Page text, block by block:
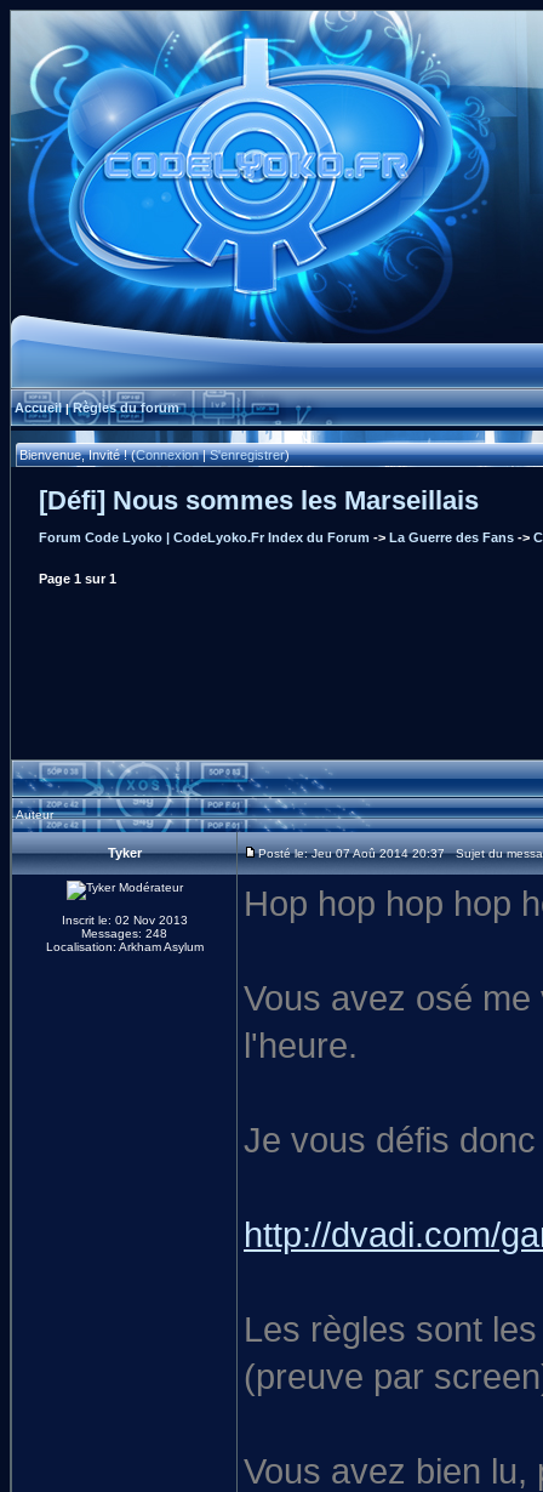
Accueil|Règles du forum
Bienvenue, Invité ! (Connexion|S'enregistrer)
[Défi] Nous sommes les Marseillais
Forum Code Lyoko | CodeLyoko.Fr Index du Forum -> La Guerre des Fans ->
Page 1 sur1
Auteur
Tyker Posté le: Jeu 07 Aoû 2014 20:37 Sujet du
Inscrit le: 02 Nov 2013
Messages: 248
Localisation: Arkham Asylum
Hop hop hop hop
Vous avez osé
l'heure.
Je vous défis
http://dvadi.com/
Les règles sont
(preuve par
Vous avez bien